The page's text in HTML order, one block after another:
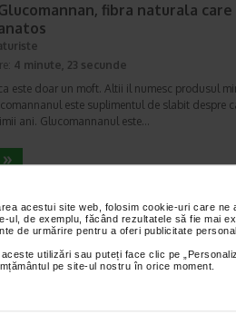
acestui site web, folosim cookie-uri care
de exemplu, făcând rezultatele să fie mai
de urmărire pentru a oferi publicitate
utilizări sau puteți face clic pe
pe site-ul nostru în orice moment.
fibra naturala care
4 minute, 23 secunde
este doar un moft. Altii il numesc produsul
este suplimentul de slabit despre
ani. Glucomannanul este…
2 minute, 12 secunde
de vis e plina de capcane. Tocmai de
pornesc in aceasta sinuoasa calatorie